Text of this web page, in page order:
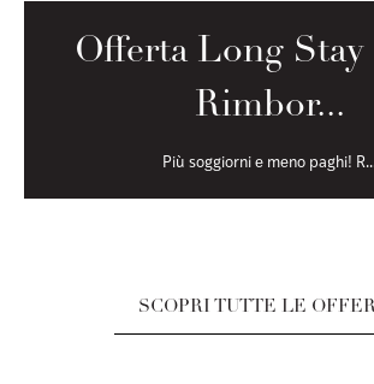
Offerta Long Stay
Rimbor...
Più soggiorni e meno paghi!
SCOPRI TUTTE LE